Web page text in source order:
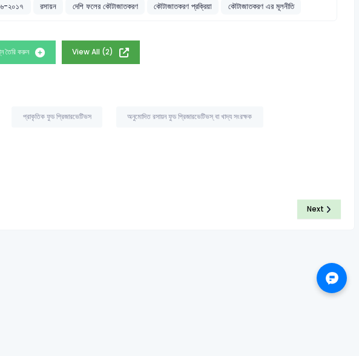
২০১৭ রসায়ন দেশি ফলের কৌটাজাতকরণ কৌটাজাতকরণ প্রক্রিয়া কৌটাজাতকরণ এর মূলনীতি
তৈরি করুন View All (2)
প্রাকৃতিক ফুড প্রিজারভেটিভস অনুমোদিত রসায়ন ফুড প্রিজারভেটিভস্ বা খাদ্য সংরক্ষক
Next